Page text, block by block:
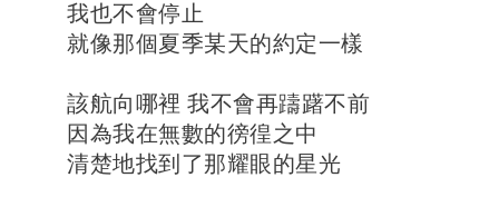
我也不會停止
就像那個夏季某天的約定一樣
該航向哪裡 我不會再躊躇不前
因為我在無數的徬徨之中
清楚地找到了那耀眼的星光